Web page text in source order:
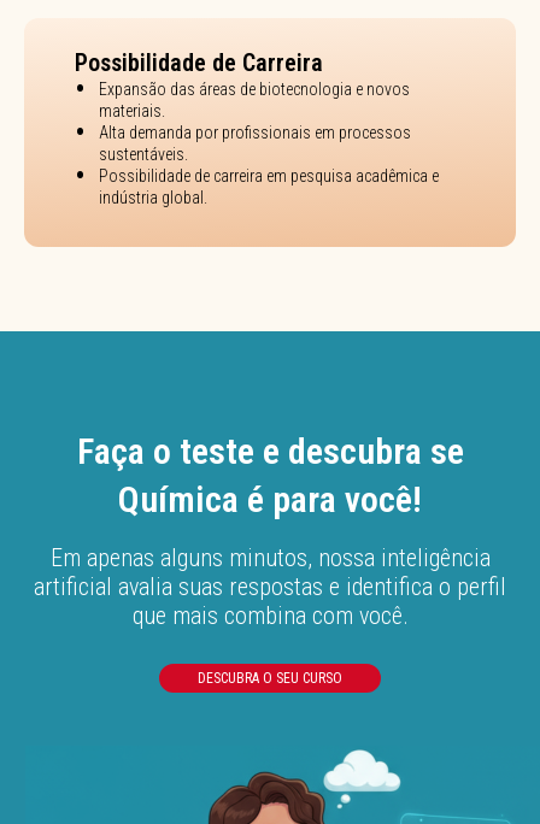
Possibilidade de Carreira
Expansão das áreas de biotecnologia e novos
materiais.
Alta demanda por profissionais em processos
sustentáveis.
Possibilidade de carreira em pesquisa acadêmica e
indústria global.
Faça o teste e descubra se
Química é para você!
Em apenas alguns minutos, nossa inteligência
artificial avalia suas respostas e identifica o perfil
que mais combina com você.
DESCUBRA O SEU CURSO